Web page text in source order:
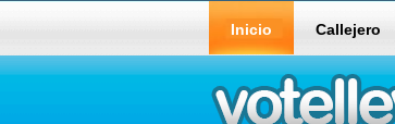
Inicio Callejero